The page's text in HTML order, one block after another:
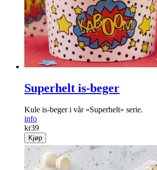
Superhelt is-beger
Kule is-beger i vår «Superhelt» serie.
info
kr39
Kjøp